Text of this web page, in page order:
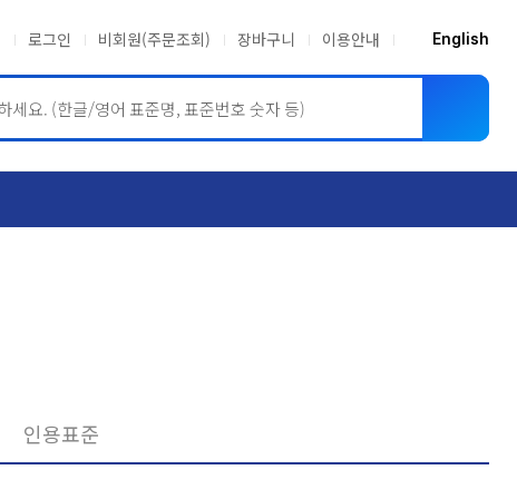
로그인 비회원(주문조회) 장바구니 이용안내 English
인용표준